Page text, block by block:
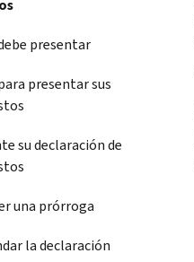
presentar
presentar sus
su declaración de
una prórroga
la declaración